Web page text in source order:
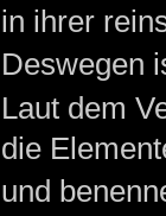
in ihrer
Deswegen
Laut dem
die
und